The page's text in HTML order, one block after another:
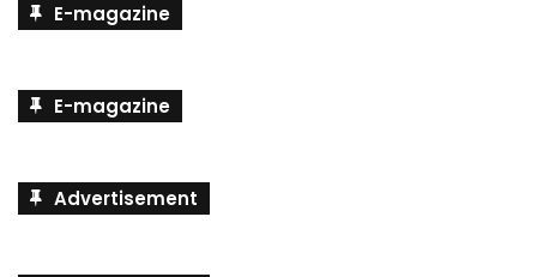
E-magazine
E-magazine
Advertisement